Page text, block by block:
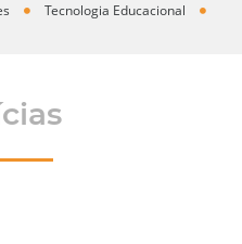
Tecnologia Educacional